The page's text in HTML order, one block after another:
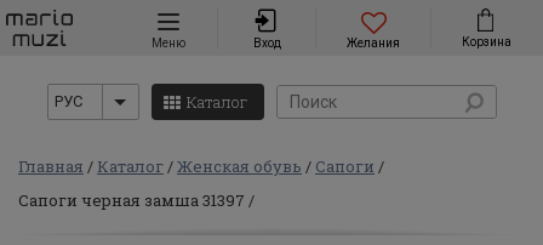
Навигация
Меню Вход Желания Корзина
РУС Каталог
Главная Каталог Женская обувь
Сапоги
Сапоги черная замша 31397